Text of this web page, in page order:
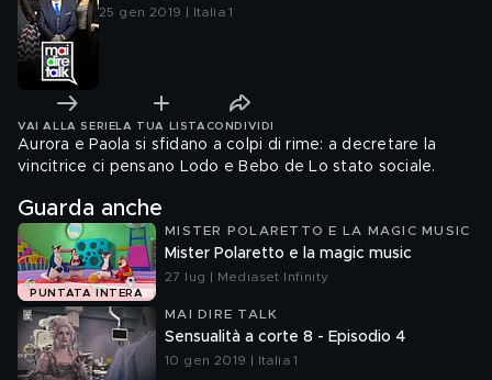
25 gen 2019 | Italia 1
VAI ALLA SERIE LA TUA LISTA CONDIVIDI
Aurora e Paola si sfidano a colpi di rime: a decretare la
vincitrice ci pensano Lodo e Bebo de Lo stato sociale.
Guarda anche
PUNTATA INTERA
MISTER POLARETTO E LA MAGIC MUSIC
Mister Polaretto e la magic music
27 lug | Mediaset Infinity
MAI DIRE TALK
Sensualità a corte 8 - Episodio 4
10 gen 2019 | Italia 1